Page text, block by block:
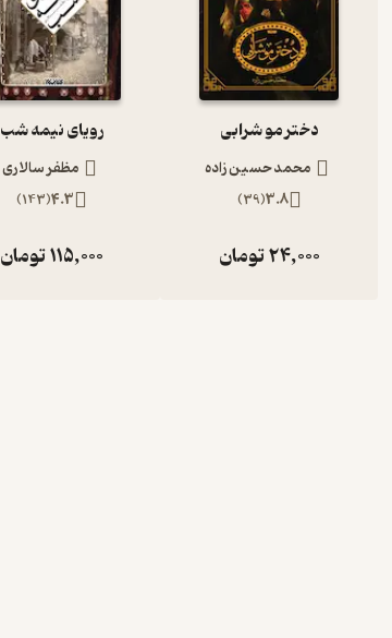
دختر مو شرابی
محمد حسین زاده
3.8
(
39
)
24,000تومان
رویای نیمه شب
مظفر سالاری
4.3
(
143
)
115,000تومان